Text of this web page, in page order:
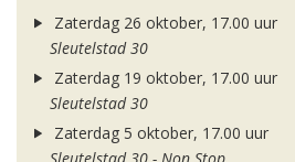
Zaterdag 26 oktober, 17.00 uur
Sleutelstad 30
Zaterdag 19 oktober, 17.00 uur
Sleutelstad 30
Zaterdag 5 oktober, 17.00 uur